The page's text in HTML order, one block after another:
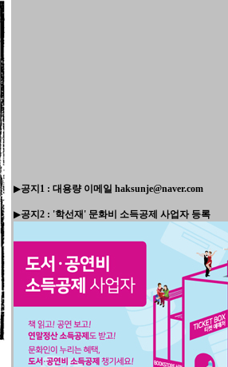
▶공지1 : 대용량 이메일 haksunje@naver.com
▶공지2 : '학선재' 문화비 소득공제 사업자 등록